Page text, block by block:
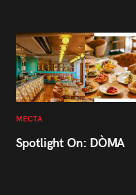
МЕСТА
Spotlight On: DÒMA